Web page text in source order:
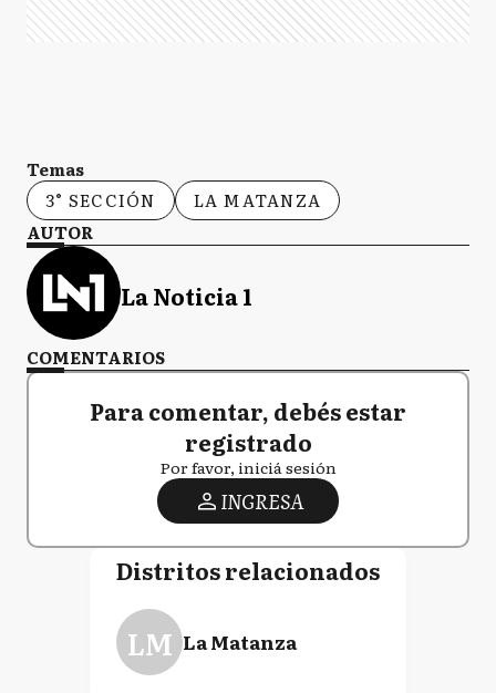
Temas
3° SECCIÓN
LA MATANZA
AUTOR
La Noticia 1
COMENTARIOS
Para comentar, debés estar
registrado
Por favor, iniciá sesión
INGRESA
Distritos relacionados
LM La Matanza